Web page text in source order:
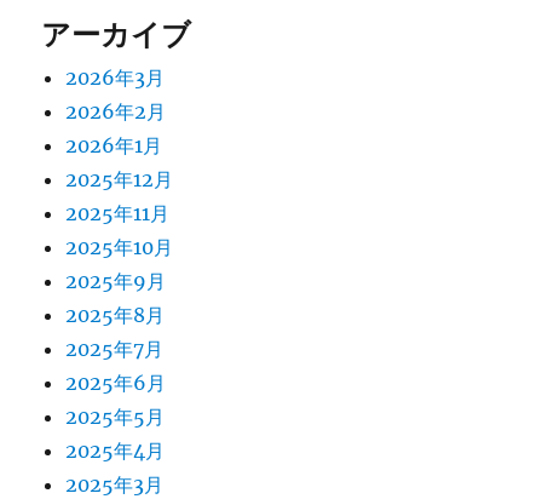
アーカイブ
2026年3月
2026年2月
2026年1月
2025年12月
2025年11月
2025年10月
2025年9月
2025年8月
2025年7月
2025年6月
2025年5月
2025年4月
2025年3月